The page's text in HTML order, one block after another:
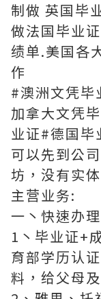
制做 英国毕
做法国毕业
绩单.美国各
作
#澳洲文凭
加拿大文凭
业证#德国毕
可以先到公
坊，没有实
主营业务:
一丶快速办
1丶毕业证+
育部学历认
料，给父母